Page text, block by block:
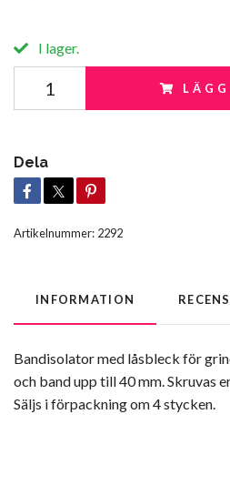
I lager.
Dela
Artikelnummer: 2292
INFORMATION
Bandisolator med låsbleck för
och band upp till 40 mm. Skruvas
Säljs i förpackning om 4 stycken.